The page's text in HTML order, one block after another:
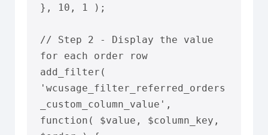
}, 10, 1 );
// Step 2 - Display the value
for each order row
add_filter(
'wcusage_filter_referred_orders
_custom_column_value',
function( $value, $column_key,